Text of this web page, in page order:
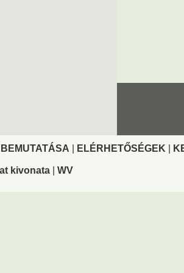
| ELÉRHETŐSÉGEK |
kivonata WV